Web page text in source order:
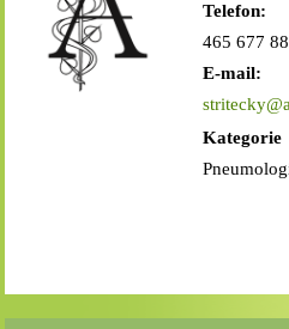
Telefon:
465 677
E-mail:
Kategorie